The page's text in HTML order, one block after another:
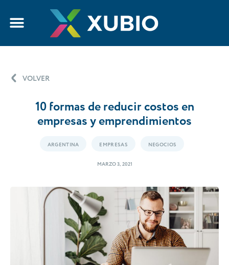
VOLVER
10 formas de reducir costos en
empresas y emprendimientos
ARGENTINA EMPRESAS NEGOCIOS
MARZO 3, 2021